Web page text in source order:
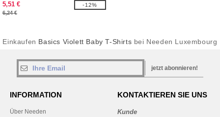
5,51 €
6,24 €
-12%
Einkaufen Basics Violett Baby T-Shirts bei Needen Luxembourg
jetzt abonnieren!
INFORMATION
Über Needen
KONTAKTIEREN SIE UNS
Kunde